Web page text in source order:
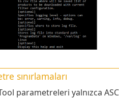
sınırlamaları
parametreleri yalnızca